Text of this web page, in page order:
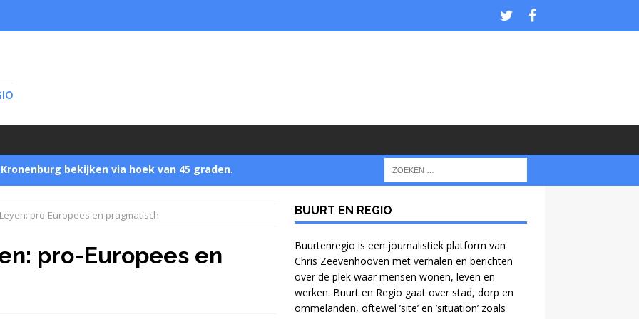
Kronenburg bekijken via hoek van 45 graden.
pro-Europees en pragmatisch
pro-Europees en
BUURT EN REGIO
Buurtenregio is een journalistiek platform van
Chris Zeevenhooven met verhalen en berichten
over de plek waar mensen wonen, leven en
werken. Buurt en Regio gaat over stad, dorp en
ommelanden, oftewel ’site’ en ’situation’ zoals